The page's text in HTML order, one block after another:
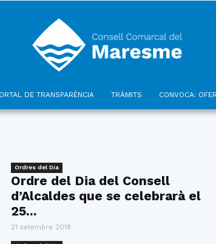
Comarcal
DE TRANSPARÈNCIA TRÀMITS CONVOCA:
Ordres del Dia
Ordre del Dia del Consell
d’Alcaldes que se celebrarà el
25...
21 setembre 2018